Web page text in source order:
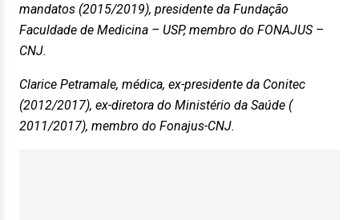
mandatos (2015/2019), presidente da Fundação
Faculdade de Medicina – USP, membro do FONAJUS –
CNJ.
Clarice Petramale, médica, ex-presidente da Conitec
(2012/2017), ex-diretora do Ministério da Saúde (
2011/2017), membro do Fonajus-CNJ.